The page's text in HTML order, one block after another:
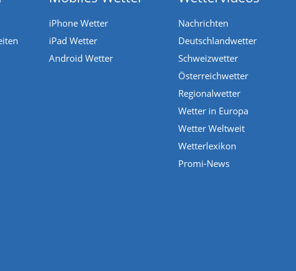
iPhone Wetter
iPad Wetter
Android Wetter
Nachrichten
Deutschlandwetter
Schweizwetter
Österreichwetter
Regionalwetter
Wetter in Europa
Wetter Weltweit
Wetterlexikon
Promi-News